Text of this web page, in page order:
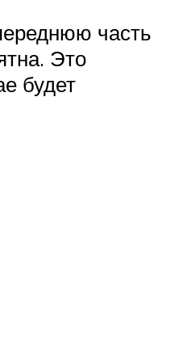
часть
Это
будет